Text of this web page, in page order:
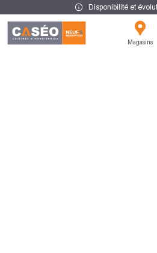
Disponibilité et
Magasins